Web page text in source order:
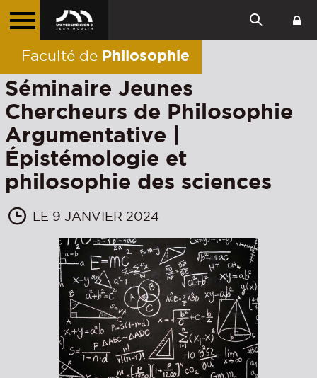
Faculté de Philosophie
Séminaire Jeunes
Chercheurs de Philosophie
Argumentative |
Épistémologie et
philosophie des sciences
LE 9 JANVIER 2024